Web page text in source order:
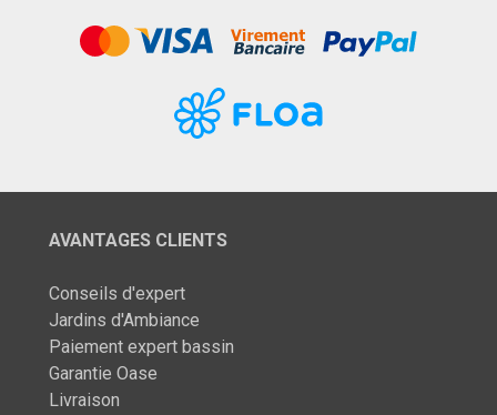
AVANTAGES CLIENTS
Conseils d'expert
Jardins d'Ambiance
Paiement expert bassin
Garantie Oase
Livraison